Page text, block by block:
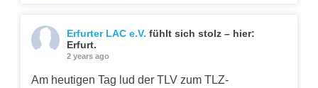
Erfurter LAC e.V. fühlt sich stolz – hier:
Erfurt.
2 years ago
Am heutigen Tag lud der TLV zum TLZ-